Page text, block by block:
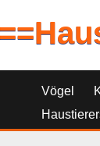
Vögel